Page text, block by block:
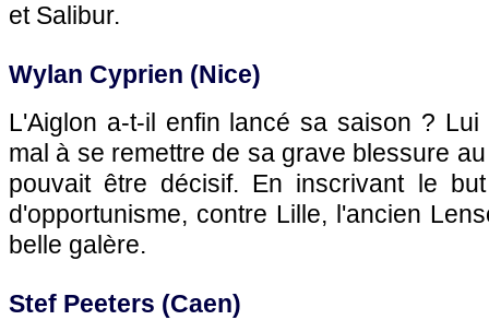
et Salibur.
Wylan Cyprien (Nice)
L'Aiglon a-t-il enfin lancé sa saison ?
mal à se remettre de sa grave blessure
pouvait être décisif. En inscrivant le
d'opportunisme, contre Lille, l'ancien
belle galère.
Stef Peeters (Caen)